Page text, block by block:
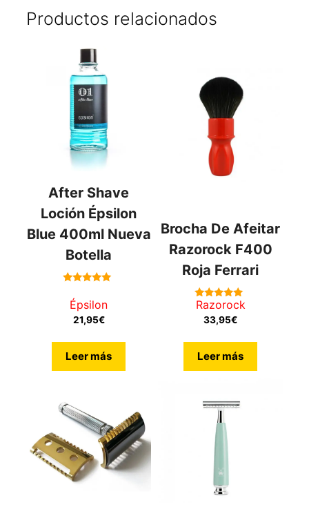
Productos relacionados
After Shave
Loción Épsilon
Blue 400ml Nueva
Botella
de 5
Épsilon
21,95€
Leer más
Brocha De Afeitar
Razorock F400
Roja Ferrari
5.00
de 5
Razorock
33,95€
Leer más